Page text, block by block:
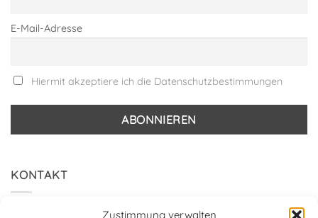
Zustimmung verwalten
E-Mail-Adresse
Hiermit akzeptiere ich die Datenschutzbestimmungen
KONTAKT